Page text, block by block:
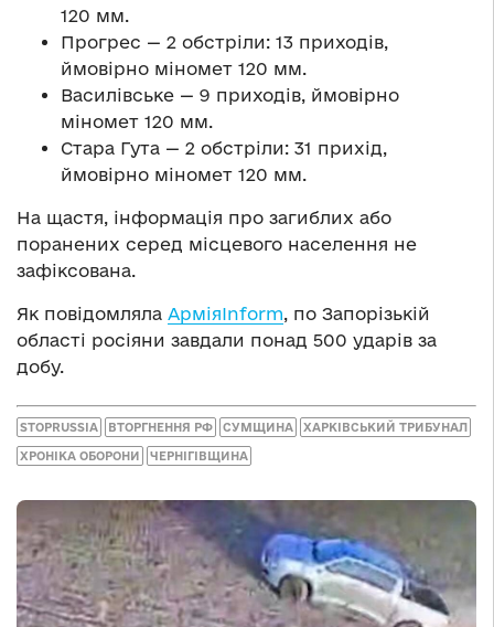
120 мм.
Прогрес — 2 обстріли: 13 приходів,
ймовірно міномет 120 мм.
Василівське — 9 приходів, ймовірно
міномет 120 мм.
Стара Гута — 2 обстріли: 31 прихід,
ймовірно міномет 120 мм.
На щастя, інформація про загиблих або
поранених серед місцевого населення не
зафіксована.
Як повідомляла АрміяInform, по Запорізькій
області росіяни завдали понад 500 ударів за
добу.
STOPRUSSIA ВТОРГНЕННЯ РФ СУМЩИНА ХАРКІВСЬКИЙ ТРИБУНАЛ
ХРОНІКА ОБОРОНИ ЧЕРНІГІВЩИНА